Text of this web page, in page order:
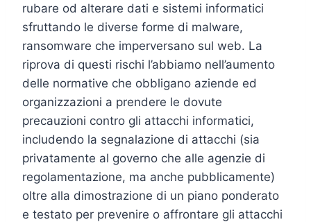
rubare od alterare dati e sistemi informatici
sfruttando le diverse forme di malware,
ransomware che imperversano sul web. La
riprova di questi rischi l’abbiamo nell’aumento
delle normative che obbligano aziende ed
organizzazioni a prendere le dovute
precauzioni contro gli attacchi informatici,
includendo la segnalazione di attacchi (sia
privatamente al governo che alle agenzie di
regolamentazione, ma anche pubblicamente)
oltre alla dimostrazione di un piano ponderato
e testato per prevenire o affrontare gli attacchi